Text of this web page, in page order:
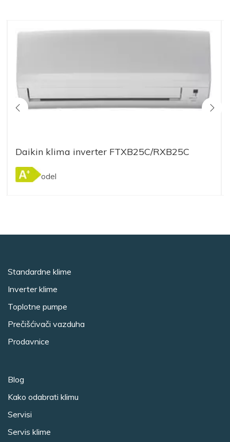
Daikin klima inverter FTXB25C/RXB25C
Stari model
Standardne klime
Inverter klime
Toplotne pumpe
Prečišćivači vazduha
Prodavnice
Blog
Kako odabrati klimu
Servisi
Servis klime